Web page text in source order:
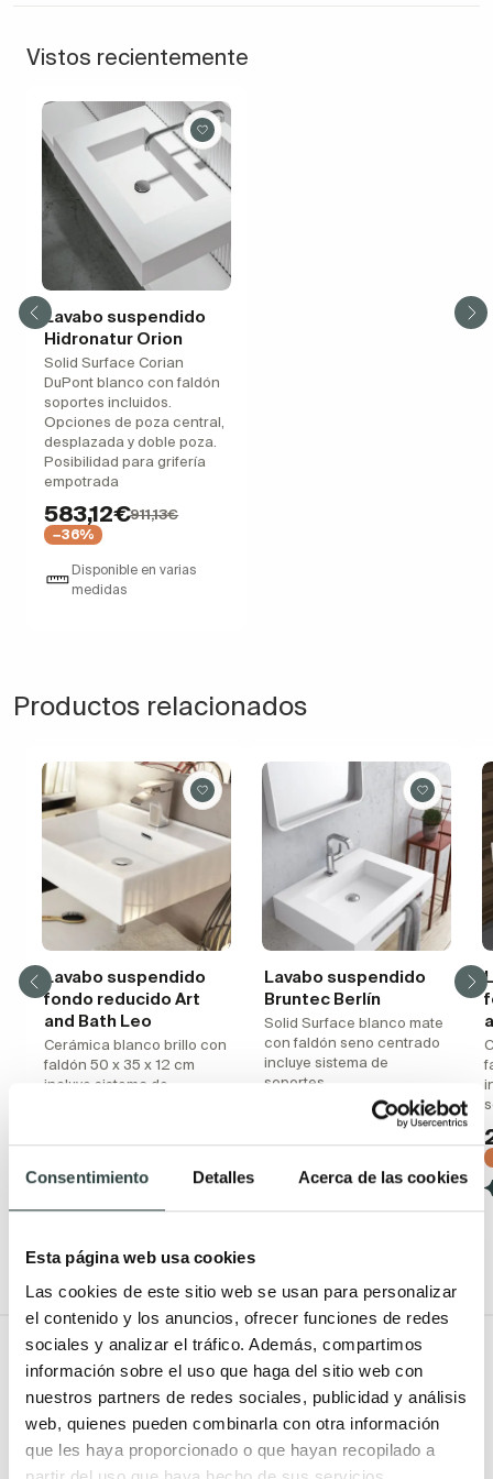
Consentimiento Detalles Acerca de las cookies
Esta página web usa cookies
Las cookies de este sitio web se usan para personalizar
el contenido y los anuncios, ofrecer funciones de redes
sociales y analizar el tráfico. Además, compartimos
información sobre el uso que haga del sitio web con
nuestros partners de redes sociales, publicidad y análisis
web, quienes pueden combinarla con otra información
que les haya proporcionado o que hayan recopilado a
Vistos recientemente
Lavabo suspendido
Hidronatur Orion
Solid Surface Corian
DuPont blanco con faldón
soportes incluidos.
Opciones de poza central,
desplazada y doble poza.
Posibilidad para grifería
empotrada
583,12€911,13€
−36%
Disponible en varias
medidas
Productos relacionados
Lavabo suspendido
fondo reducido Art
and Bath Leo
Cerámica blanco brillo con
faldón 50 x 35 x 12 cm
incluye sistema de
(5)
Lavabo suspendido
Bruntec Berlín
Solid Surface blanco mate
con faldón seno centrado
incluye sistema de
soportes
419,87€
Disponible en varias
Todo Muebles de baño
Muebles de baño
Muebles de baño Modernos
Muebles de baño rústicos y
Lavabos
Lavabos modernos
Lavabos sobre encimera